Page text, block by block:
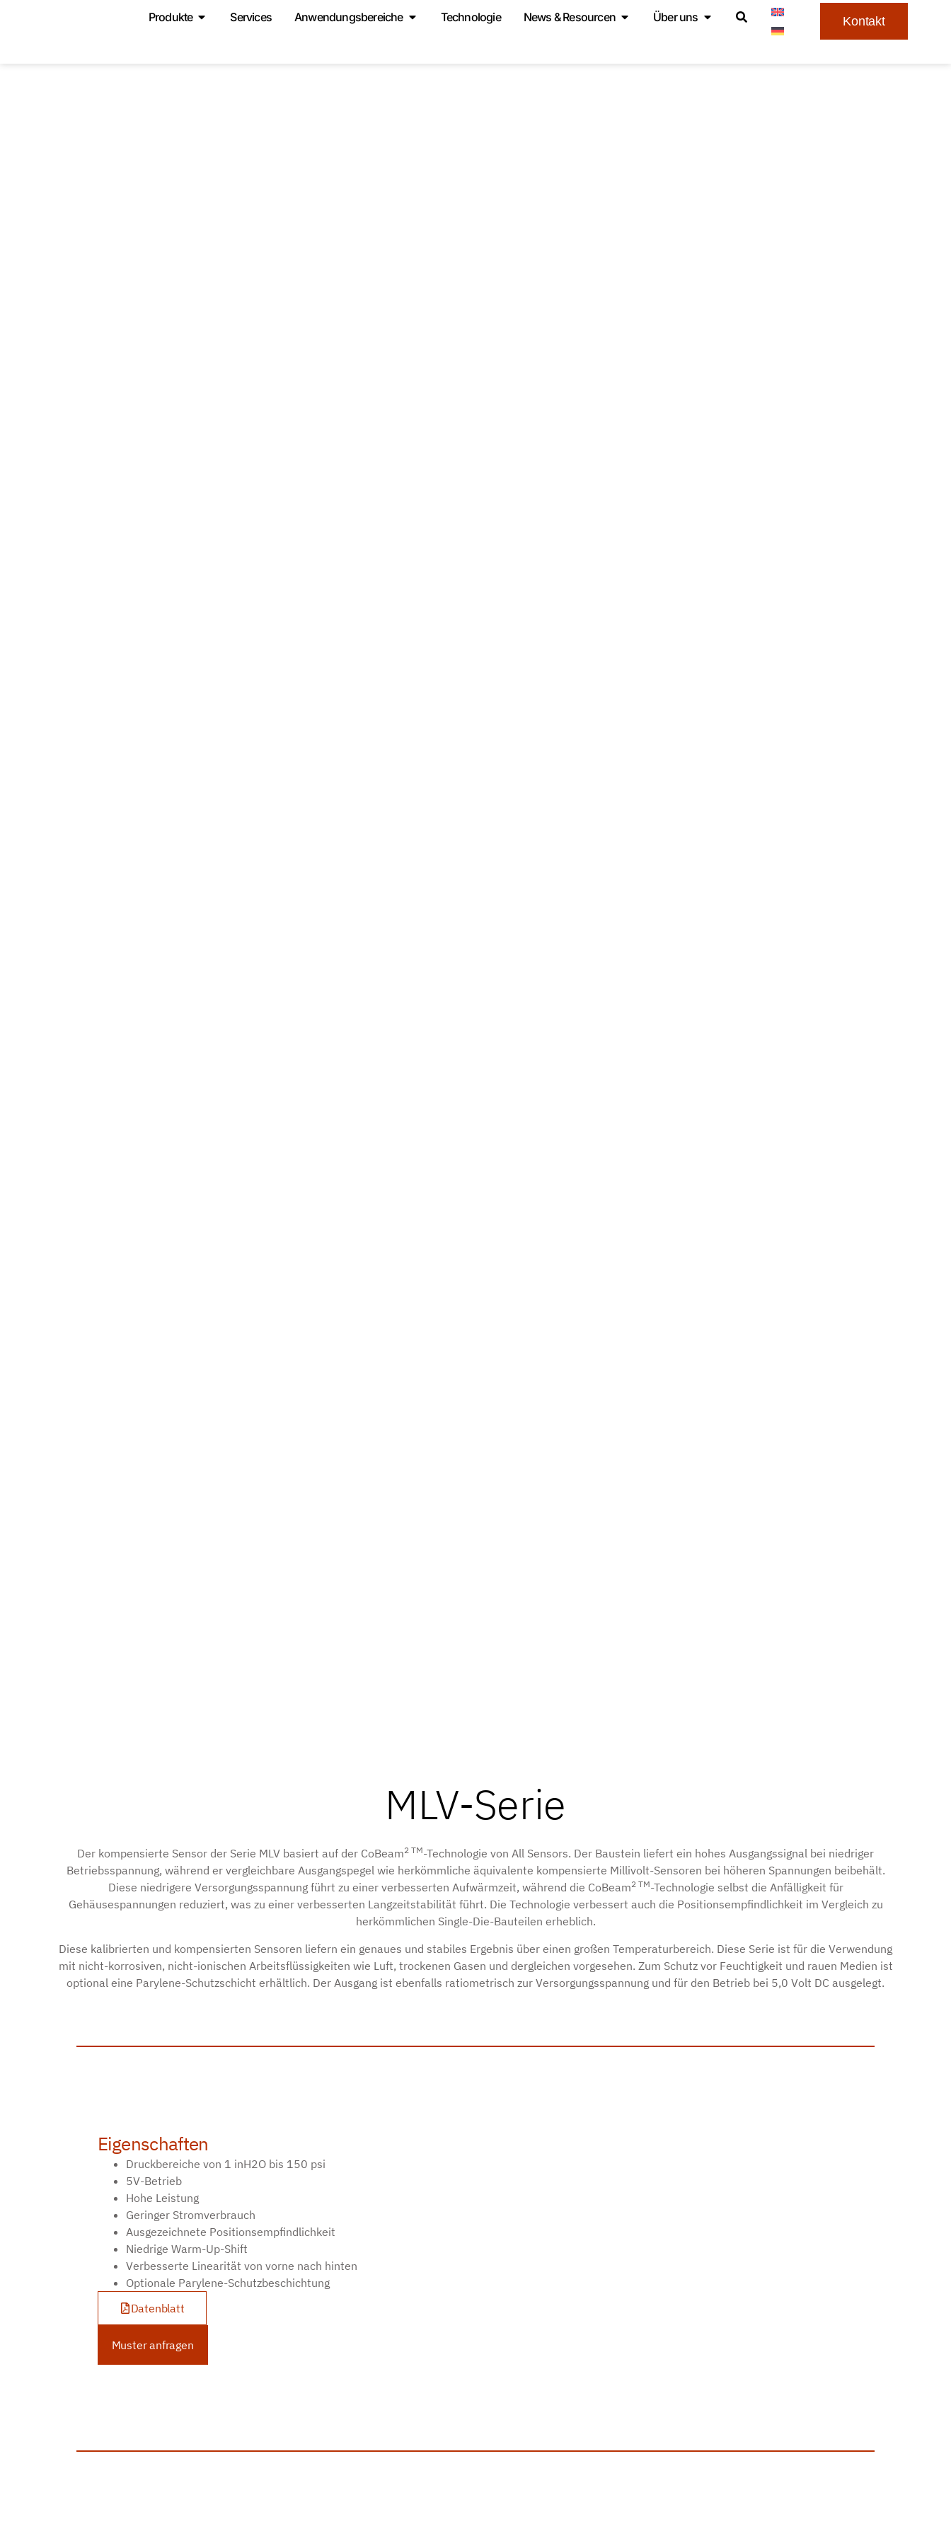
Produkte Services Anwendungsbereiche Technologie News & Resourcen Über uns Kontakt
MLV-Serie
Der kompensierte Sensor der Serie MLV basiert auf der CoBeam2 TM-Technologie von All Sensors. Der Baustein liefert ein hohes Ausgangssignal bei niedriger
Betriebsspannung, während er vergleichbare Ausgangspegel wie herkömmliche äquivalente kompensierte Millivolt-Sensoren bei höheren Spannungen beibehält.
Diese niedrigere Versorgungsspannung führt zu einer verbesserten Aufwärmzeit, während die CoBeam2 TM-Technologie selbst die Anfälligkeit für
Gehäusespannungen reduziert, was zu einer verbesserten Langzeitstabilität führt. Die Technologie verbessert auch die Positionsempfindlichkeit im Vergleich zu
herkömmlichen Single-Die-Bauteilen erheblich.
Diese kalibrierten und kompensierten Sensoren liefern ein genaues und stabiles Ergebnis über einen großen Temperaturbereich. Diese Serie ist für die Verwendung
mit nicht-korrosiven, nicht-ionischen Arbeitsflüssigkeiten wie Luft, trockenen Gasen und dergleichen vorgesehen. Zum Schutz vor Feuchtigkeit und rauen Medien ist
optional eine Parylene-Schutzschicht erhältlich. Der Ausgang ist ebenfalls ratiometrisch zur Versorgungsspannung und für den Betrieb bei 5,0 Volt DC ausgelegt.
Eigenschaften
Druckbereiche von 1 inH2O bis 150 psi
5V-Betrieb
Hohe Leistung
Geringer Stromverbrauch
Ausgezeichnete Positionsempfindlichkeit
Niedrige Warm-Up-Shift
Verbesserte Linearität von vorne nach hinten
Optionale Parylene-Schutzbeschichtung
Datenblatt
Muster anfragen